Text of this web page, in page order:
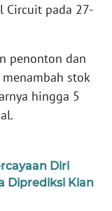
Circuit pada 27-
penonton dan
stok
hingga 5
Diri
Diprediksi Kian